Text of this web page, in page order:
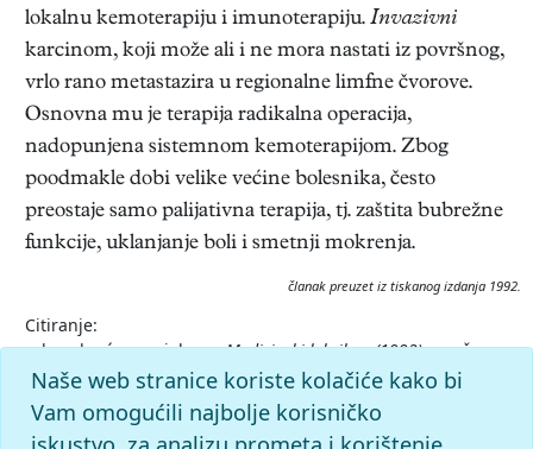
lokalnu kemoterapiju i imunoterapiju. Invazivni
karcinom, koji može ali i ne mora nastati iz površnog,
vrlo rano metastazira u regionalne limfne čvorove.
Osnovna mu je terapija radikalna operacija,
nadopunjena sistemnom kemoterapijom. Zbog
poodmakle dobi velike većine bolesnika, često
preostaje samo palijativna terapija, tj. zaštita bubrežne
funkcije, uklanjanje boli i smetnji mokrenja.
članak preuzet iz tiskanog izdanja 1992.
Citiranje:
rak mokraćnog mjehura.Medicinski leksikon (1992), mrežno
izdanje. Leksikografski zavod Miroslav Krleža, 2026.
Pristupljeno 8.8.2026.
<https://medicinski.lzmk.hr/clanak/rak-mokracnog-
Naše web stranice koriste kolačiće kako bi
Vam omogućili najbolje korisničko